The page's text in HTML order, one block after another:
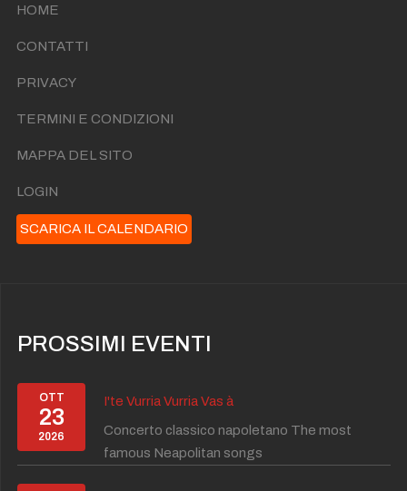
HOME
CONTATTI
PRIVACY
TERMINI E CONDIZIONI
MAPPA DEL SITO
LOGIN
SCARICA IL CALENDARIO
PROSSIMI EVENTI
OTT
23
2026
I'te Vurria Vurria Vas à
Concerto classico napoletano The most
famous Neapolitan songs